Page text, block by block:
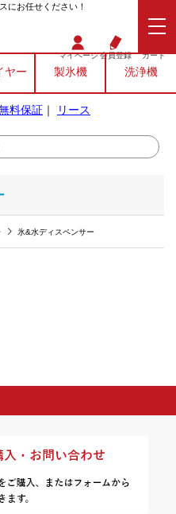
にお任せください！
マイページ会員登録 カート
ヤー 製氷機 洗浄機
料保証 ｜ リース
氷&水ディスペンサー